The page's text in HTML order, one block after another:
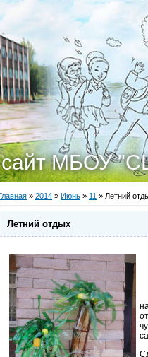
МБОУ
» 2014 » Июнь » 11 » Летний
Летний отдых